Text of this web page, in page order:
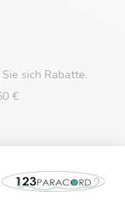
sich Rabatte.
€